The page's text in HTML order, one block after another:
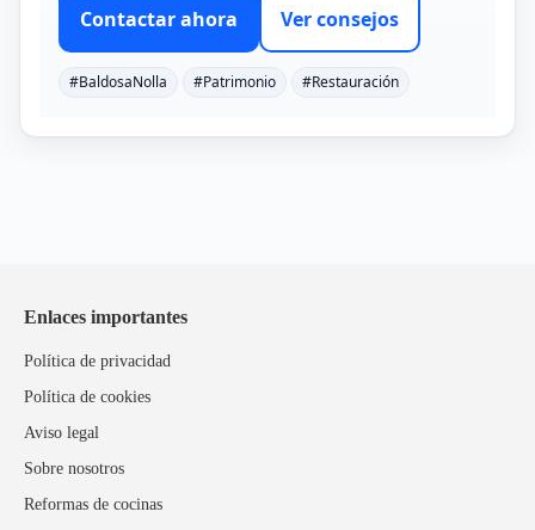
Contactar ahora Ver consejos
#BaldosaNolla #Patrimonio #Restauración
Enlaces importantes
Política de privacidad
Política de cookies
Aviso legal
Sobre nosotros
Reformas de cocinas